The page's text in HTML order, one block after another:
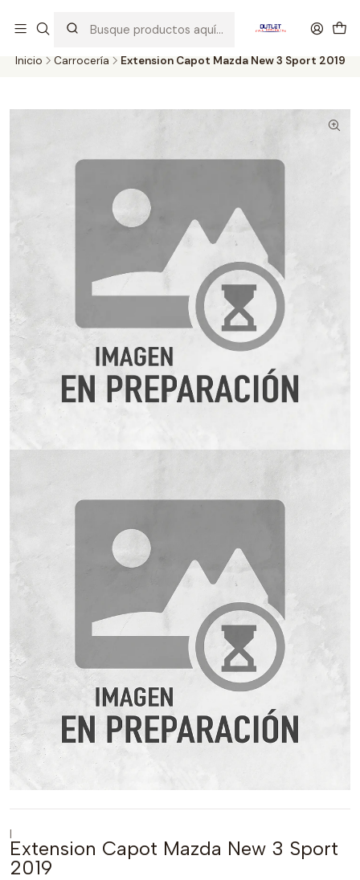
probados con altos estándares de calidad.
Inicio Carrocería Extension Capot Mazda New 3 Sport 2019
|
Extension Capot Mazda New 3 Sport
2019